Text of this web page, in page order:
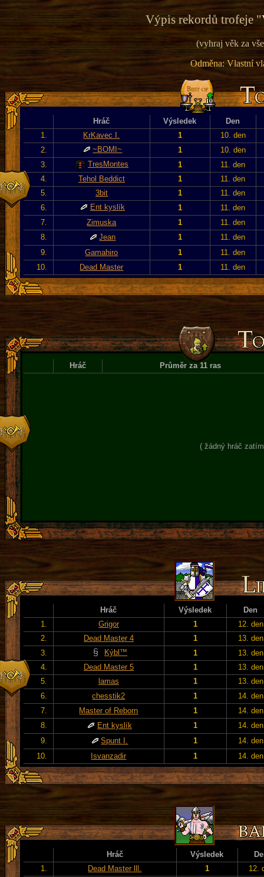
Výpis rekordů trofeje "
(vyhraj věk za
Odměna: Vlastní
Hráč Výsledek
Den
1.
KrKavec I. 1
10. den
2.
~BOMI~ 1
10. den
3.
TresMontes 1
11. den
4.
Tehol Beddict 1
11. den
5.
3bit 1
11. den
6.
Ent kyslík 1
11. den
7.
Zimuska 1
11. den
8.
Jean 1
11. den
9.
Gamahiro 1
11. den
10.
Dead Master 1 11. den
Hráč Průměr za 11 ras
( žádný hráč
Hráč Výsledek
Den
1.
Grigor 1
12. den
2.
Dead Master 4 1
13. den
3.
Kýbl™ 1
13. den
4.
Dead Master 5 1
13. den
5.
lamas 1
13. den
6.
chesstik2 1
14. den
7.
Master of Reborn 1
14. den
8.
Ent kyslík 1
14. den
9.
Spunt I. 1
14. den
10.
Isvanzadir 1 14. den
Hráč Výsledek
1.
Dead Master lll. 1
12.